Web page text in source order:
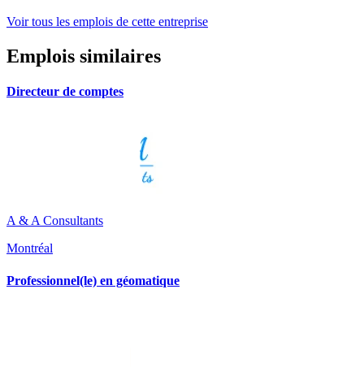
Voir tous les emplois de cette entreprise
Emplois similaires
Directeur de comptes
A & A Consultants
Montréal
Professionnel(le) en géomatique